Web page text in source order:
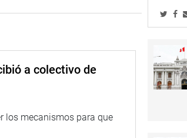
una situación
realizado en
a colectivo de
los mecanismos para que